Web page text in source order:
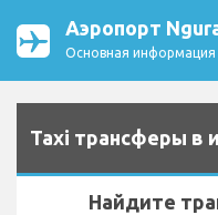
Аэропорт
Основная информация
Taxi трансферы в
Найдите